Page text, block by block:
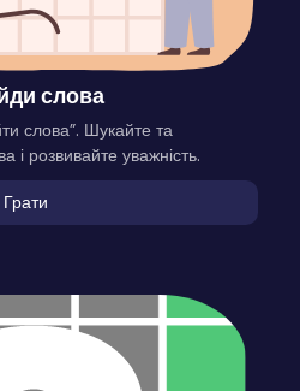
слова
слова”. Шукайте та
і розвивайте уважність.
Грати